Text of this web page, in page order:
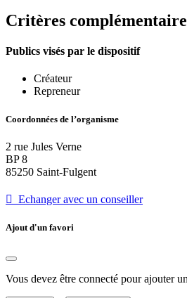
Critères
Publics visés par le dispositif
Créateur
Repreneur
Coordonnées de l’organisme
2 rue Jules Verne
BP 8
85250 Saint-Fulgent
 Echanger avec un conseiller
Ajout d'un favori
Vous devez être connecté pour ajouter